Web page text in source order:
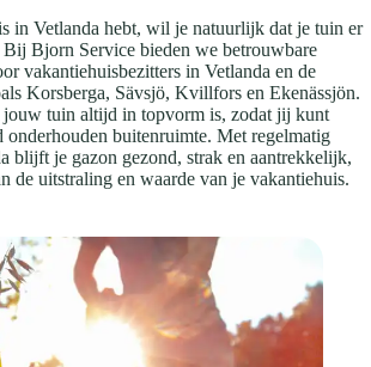
in Vetlanda hebt, wil je natuurlijk dat je tuin er
Bjorn Service bieden we betrouwbare
vakantiehuisbezitters in Vetlanda en de
Korsberga, Sävsjö, Kvillfors en Ekenässjön.
tuin altijd in topvorm is, zodat jij kunt
onderhouden buitenruimte. Met regelmatig
blijft je gazon gezond, strak en aantrekkelijk,
de uitstraling en waarde van je vakantiehuis.